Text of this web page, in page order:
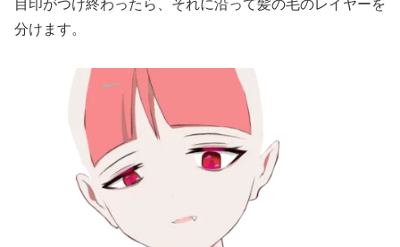
目印がつけ終わったら、それに沿って髪の毛のレイヤーを
分けます。